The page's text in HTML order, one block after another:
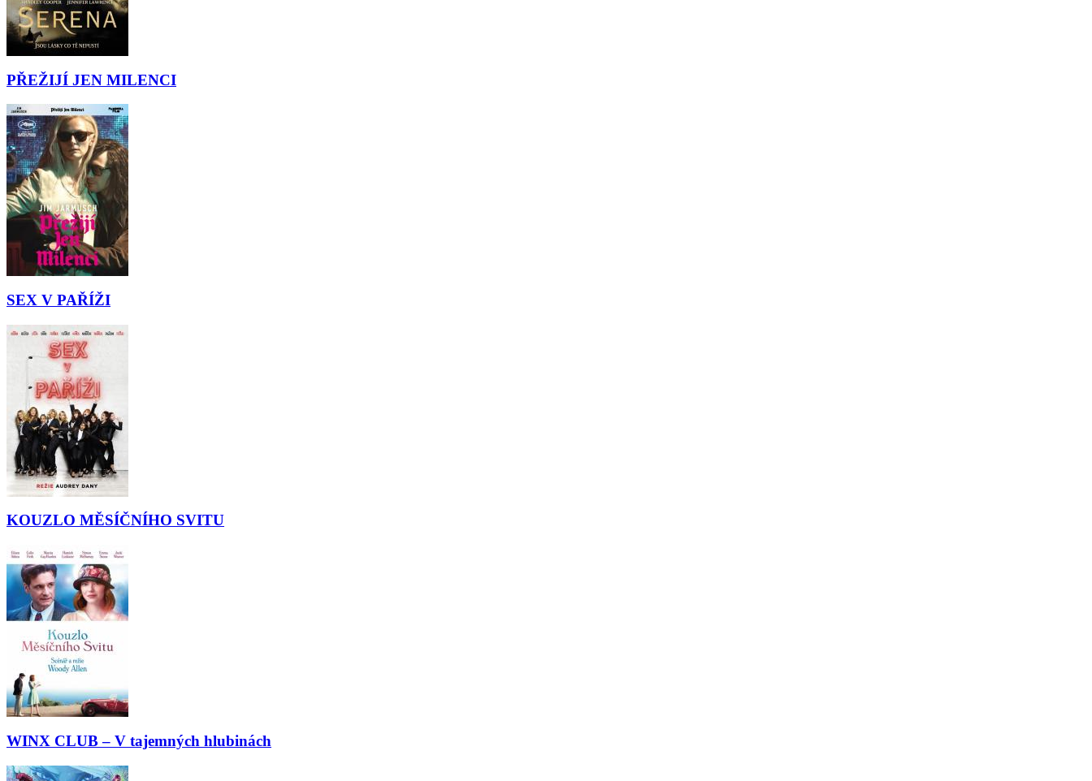
PŘEŽIJÍ JEN MILENCI
SEX V PAŘÍŽI
KOUZLO MĚSÍČNÍHO SVITU
WINX CLUB – V tajemných hlubinách